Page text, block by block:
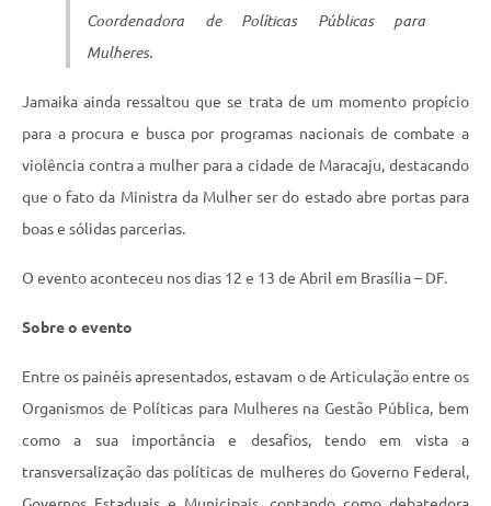
Coordenadora de Políticas Públicas para
Mulheres.
Jamaika ainda ressaltou que se trata de um momento propício
para a procura e busca por programas nacionais de combate a
violência contra a mulher para a cidade de Maracaju, destacando
que o fato da Ministra da Mulher ser do estado abre portas para
boas e sólidas parcerias.
O evento aconteceu nos dias 12 e 13 de Abril em Brasília – DF.
Sobre o evento
Entre os painéis apresentados, estavam o de Articulação entre os
Organismos de Políticas para Mulheres na Gestão Pública, bem
como a sua importância e desafios, tendo em vista a
transversalização das políticas de mulheres do Governo Federal,